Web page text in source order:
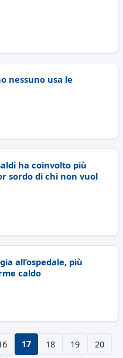
nessuno usa le
ha coinvolto più
sordo di chi non vuol
all’ospedale, più
caldo
17 18 19 20